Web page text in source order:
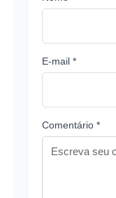
E-mail *
Comentário *